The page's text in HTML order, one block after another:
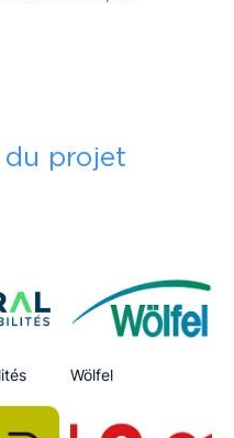
du projet
Wölfel